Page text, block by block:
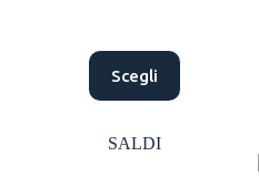
Scegli
Questo
prodotto
ha
varianti.
SALDI